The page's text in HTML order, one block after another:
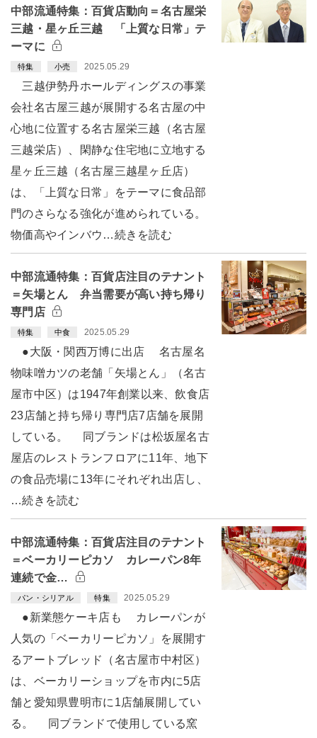
中部流通特集：百貨店動向＝名古屋栄
三越・星ヶ丘三越 「上質な日常」テ
ーマに
特集 小売 2025.05.29
三越伊勢丹ホールディングスの事業
会社名古屋三越が展開する名古屋の中
心地に位置する名古屋栄三越（名古屋
三越栄店）、閑静な住宅地に立地する
星ヶ丘三越（名古屋三越星ヶ丘店）
は、「上質な日常」をテーマに食品部
門のさらなる強化が進められている。
物価高やインバウ…続きを読む
中部流通特集：百貨店注目のテナント
＝矢場とん 弁当需要が高い持ち帰り
専門店
特集 中食 2025.05.29
●大阪・関西万博に出店 名古屋名
物味噌カツの老舗「矢場とん」（名古
屋市中区）は1947年創業以来、飲食店
23店舗と持ち帰り専門店7店舗を展開
している。 同ブランドは松坂屋名古
屋店のレストランフロアに11年、地下
の食品売場に13年にそれぞれ出店し、
…続きを読む
中部流通特集：百貨店注目のテナント
＝ベーカリーピカソ カレーパン8年
連続で金…
パン・シリアル 特集 2025.05.29
●新業態ケーキ店も カレーパンが
人気の「ベーカリーピカソ」を展開す
るアートブレッド（名古屋市中村区）
は、ベーカリーショップを市内に5店
舗と愛知県豊明市に1店舗展開してい
る。 同ブランドで使用している窯